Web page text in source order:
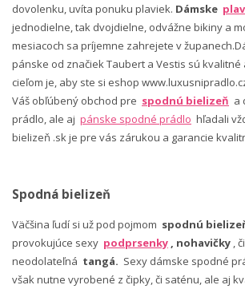
dovolenku, uvíta ponuku plaviek. Dámske
jednodielne, tak dvojdielne, odvážne bikiny a
mesiacoch sa príjemne zahrejete v
pánske od značiek Taubert a Vestis sú kvalitné
cieľom je, aby ste si eshop
Váš obľúbený obchod pre spodnú bielizeň a
prádlo, ale aj pánske spodné prádlo hľadali
bielizeň .sk je pre vás zárukou a garancie
Spodná bielizeň
Väčšina ľudí si už pod pojmom spodnú
provokujúce sexy podprsenky , nohavičky , či
neodolateľná tangá. Sexy dámske spodné
však nutne vyrobené z čipky, či saténu, ale aj